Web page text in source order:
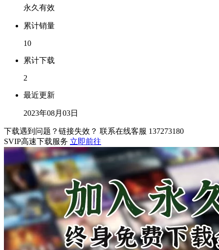
永久有效
累计销量
10
累计下载
2
最近更新
2023年08月03日
下载遇到问题？链接失效？ 联系在线客服 137273180
SVIP高速下载服务 立即前往